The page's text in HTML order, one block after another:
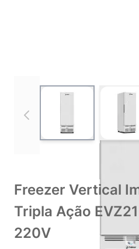
View larger
Freezer Vertical
Tripla Ação
220V